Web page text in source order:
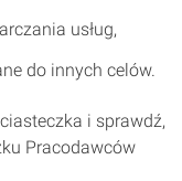
usług,
do innych celów.
i sprawdź,
Pracodawców